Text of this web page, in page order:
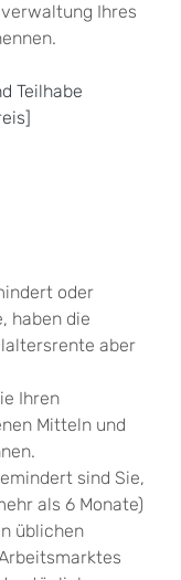
Ihres
Teilhabe
oder
haben die
aber
Ihren
Mitteln und
sind Sie,
als 6 Monate)
üblichen